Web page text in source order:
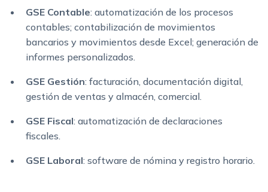
GSE Contable: automatización de los procesos
contables; contabilización de movimientos
bancarios y movimientos desde Excel; generación de
informes personalizados.
GSE Gestión: facturación, documentación digital,
gestión de ventas y almacén, comercial.
GSE Fiscal: automatización de declaraciones
fiscales.
GSE Laboral: software de nómina y registro horario.